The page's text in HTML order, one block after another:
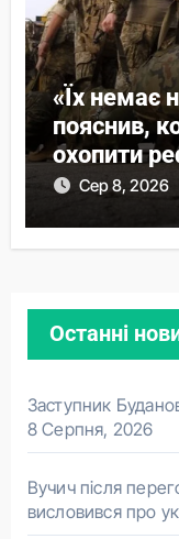
«Їх немає
пояснив,
охопити
Сер 8, 2026
Останні
Заступник
8 Серпня, 2026
Вучич після
висловився про